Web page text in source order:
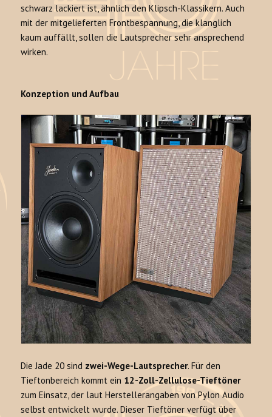
schwarz lackiert ist, ähnlich den Klipsch-Klassikern. Auch
mit der mitgelieferten Frontbespannung, die klanglich
kaum auffällt, sollen die Lautsprecher sehr ansprechend
wirken.
Konzeption und Aufbau
Die Jade 20 sind zwei-Wege-Lautsprecher. Für den
Tieftonbereich kommt ein 12-Zoll-Zellulose-Tieftöner
zum Einsatz, der laut Herstellerangaben von Pylon Audio
selbst entwickelt wurde. Dieser Tieftöner verfügt über